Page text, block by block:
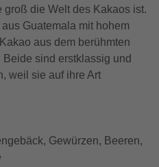
die Welt des Kakaos ist.
Guatemala mit hohem
aus dem berühmten
sind erstklassig und
weil sie auf ihre Art
Gewürzen, Beeren,